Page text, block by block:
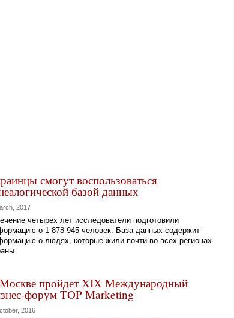
смогут воспользоваться
базой данных
2017
четырех лет исследователи подготовили
о 1 878 945 человек. База данных содержит
о людях, которые жили почти во всех регионах
пройдет XIХ Международный
форум TOP Marketing
2016